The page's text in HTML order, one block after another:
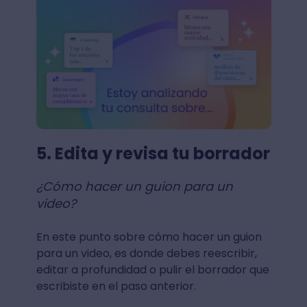
5. Edita y revisa tu borrador
¿Cómo hacer un guion para un
video?
En este punto sobre cómo hacer un guion
para un video, es donde debes reescribir,
editar a profundidad o pulir el borrador que
escribiste en el paso anterior.